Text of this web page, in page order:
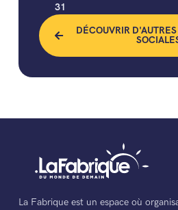
31
DÉCOUVRIR
La Fabrique est un espace où